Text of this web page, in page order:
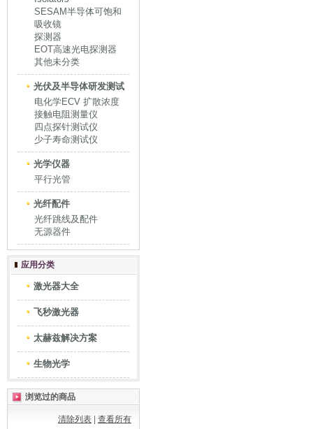
SESAM半导体可饱和
吸收镜
探测器
EOT高速光电探测器
其他未分类
光伏及半导体研发测试
电化学ECV 扩散浓度
接触电阻测量仪
四点探针测试仪
少子寿命测试仪
光学仪器
平行光管
光纤配件
光纤跳线及配件
无源器件
应用分类
激光器大全
飞秒激光器
太赫兹解决方案
生物光学
浏览过的商品
清除列表 查看所有